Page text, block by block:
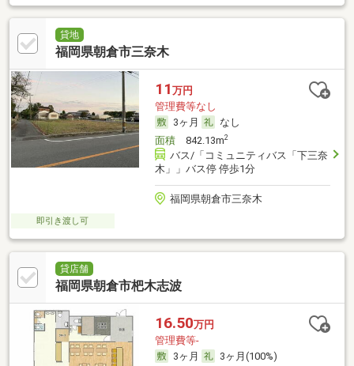
貸地
福岡県朝倉市三奈木
11 万円
管理費等なし
3ヶ月
なし
面積842.13m2
バス/「コミュニティバス「下三奈
木」」バス停 停歩1分
福岡県朝倉市三奈木
即引き渡し可
貸店舗
福岡県朝倉市杷木志波
16.50万円
管理費等-
3ヶ月
3ヶ月(100%)